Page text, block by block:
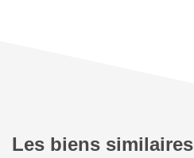
Les biens similaires